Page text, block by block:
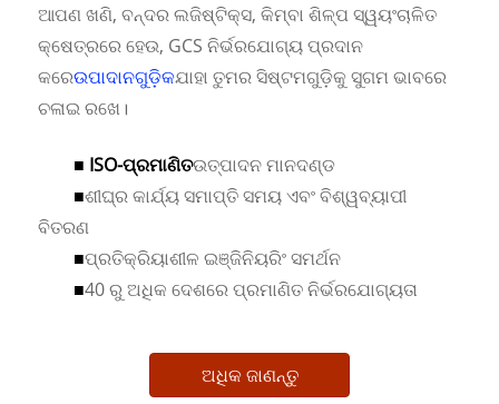
ଆପଣ ଖଣି, ବନ୍ଦର ଲଜିଷ୍ଟିକ୍ସ, କିମ୍ବା ଶିଳ୍ପ ସ୍ୱୟଂଚାଳିତ
କ୍ଷେତ୍ରରେ ହେଉ, GCS ନିର୍ଭରଯୋଗ୍ୟ ପ୍ରଦାନ
କରେଉପାଦାନଗୁଡ଼ିକଯାହା ତୁମର ସିଷ୍ଟମଗୁଡ଼ିକୁ ସୁଗମ ଭାବରେ
ଚଳାଇ ରଖେ।
■ ISO-ପ୍ରମାଣିତଉତ୍ପାଦନ ମାନଦଣ୍ଡ
■ଶୀଘ୍ର କାର୍ଯ୍ୟ ସମାପ୍ତି ସମୟ ଏବଂ ବିଶ୍ୱବ୍ୟାପୀ
ବିତରଣ
■ପ୍ରତିକ୍ରିୟାଶୀଳ ଇଞ୍ଜିନିୟରିଂ ସମର୍ଥନ
■40 ରୁ ଅଧିକ ଦେଶରେ ପ୍ରମାଣିତ ନିର୍ଭରଯୋଗ୍ୟତା
ଅଧିକ ଜାଣନ୍ତୁ